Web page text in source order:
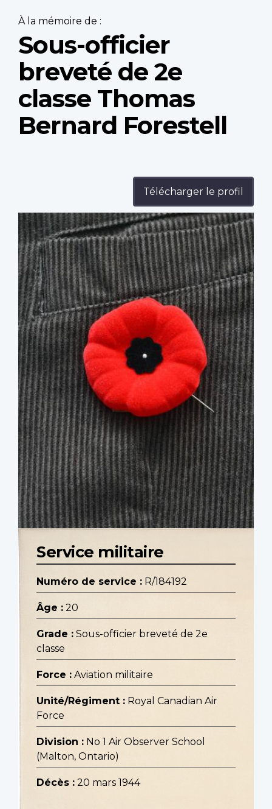
À la mémoire de :
Sous-officier
breveté de 2e
classe Thomas
Bernard Forestell
Télécharger le profil
Profile
image
Service militaire
Numéro de service : R/184192
Âge : 20
Grade : Sous-officier breveté de 2e
classe
Force : Aviation militaire
Unité/Régiment : Royal Canadian Air
Force
Division : No 1 Air Observer School
(Malton, Ontario)
Décès : 20 mars 1944